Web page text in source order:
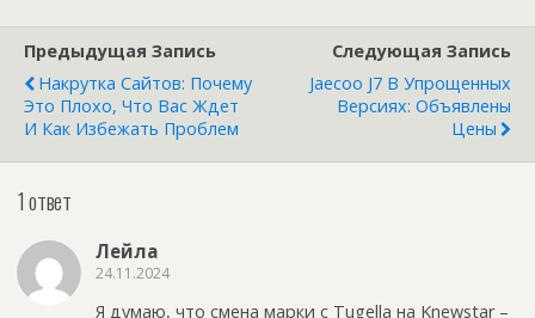
Предыдущая Запись
Накрутка Сайтов: Почему
Это Плохо, Что Вас Ждет
И Как Избежать Проблем
Следующая Запись
Jaecoo J7 В Упрощенных
Версиях: Объявлены
Цены
1 ответ
Лейла
24.11.2024
Я думаю, что смена марки с Tugella на Knewstar –